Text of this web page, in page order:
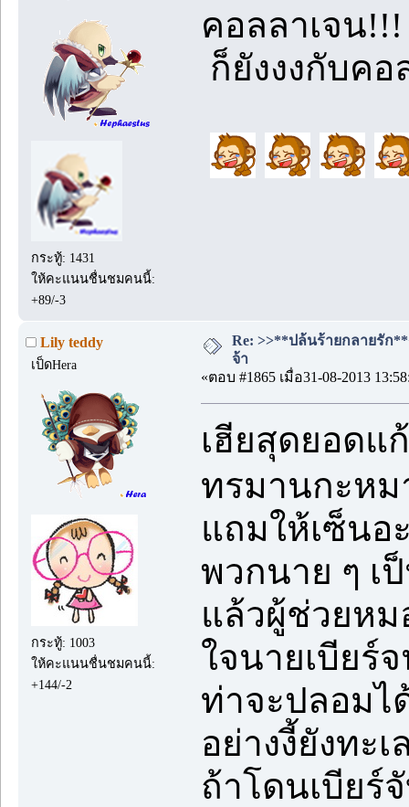
กระทู้: 1431
ให้คะแนนชื่นชมคนนี้:
+89/-3
คอลลาเจน!!!
ก็ยังงงกับคอ
Lily teddy
เป็ดHera
กระทู้: 1003
ให้คะแนนชื่นชมคนนี้:
+144/-2
Re: >>**ปล้นร้ายกลายรัก
จ้า
«ตอบ #1865 เมื่อ31-08-2013
เฮียสุดยอดแ
ทรมานกะห
แถมให้เซ็นอ
พวกนาย ๆ เ
แล้วผู้ช่วยห
ใจนายเบียร์
ท่าจะปลอมไ
อย่างงี้ยังทะ
ถ้าโดนเบียร์